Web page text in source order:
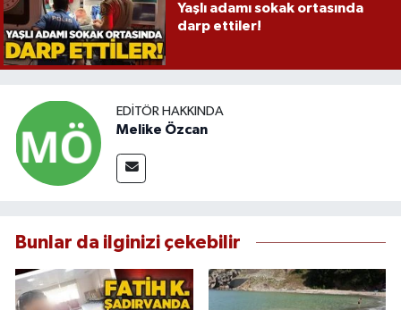
Yaşlı adamı sokak ortasında
darp ettiler!
EDITÖR HAKKINDA
Melike Özcan
Bunlar da ilginizi çekebilir